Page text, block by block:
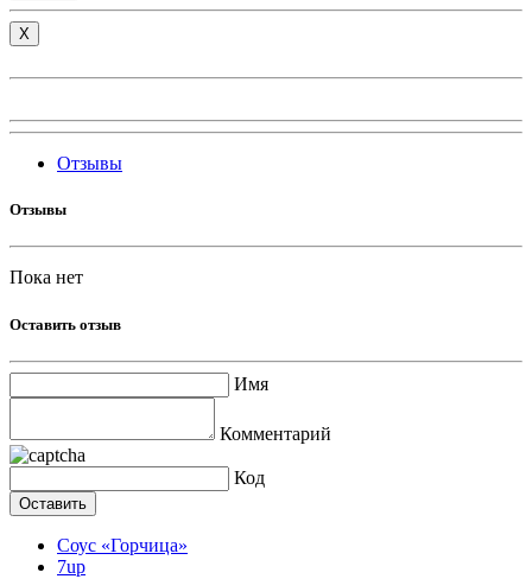
X
Отзывы
Отзывы
Пока нет
Оставить отзыв
Имя
Комментарий
Код
Соус «Горчица»
7up